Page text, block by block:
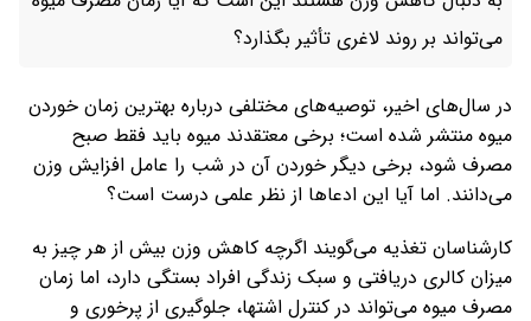
می‌تواند بر روند لاغری تأثیر بگذارد؟
در سال‌های اخیر، توصیه‌های مختلفی درباره بهترین زمان خوردن
میوه منتشر شده است؛ برخی معتقدند میوه باید فقط صبح
مصرف شود، برخی دیگر خوردن آن در شب را عامل افزایش وزن
می‌دانند. اما آیا این ادعاها از نظر علمی درست است؟
کارشناسان تغذیه می‌گویند اگرچه کاهش وزن بیش از هر چیز به
میزان کالری دریافتی و سبک زندگی افراد بستگی دارد، اما زمان
مصرف میوه می‌تواند در کنترل اشتها، جلوگیری از پرخوری و